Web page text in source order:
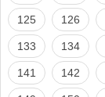
125 126
133 134
141 142